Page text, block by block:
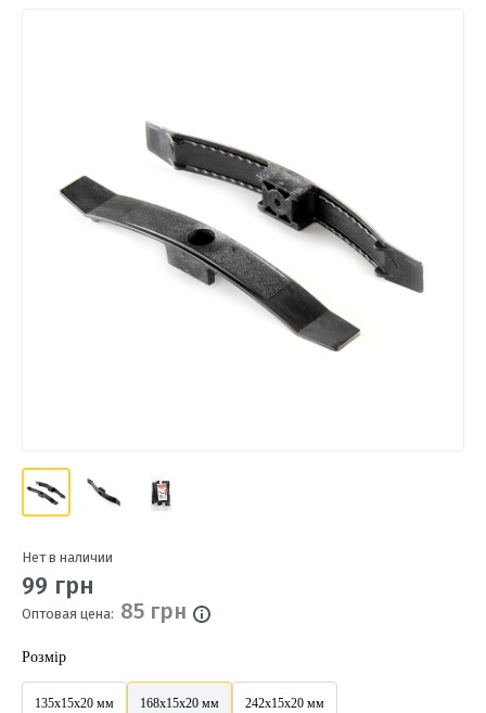
Нет в наличии
99 грн
Оптовая цена: 85 грн
Розмір
135х15х20 мм 168x15x20 мм 242x15x20 мм